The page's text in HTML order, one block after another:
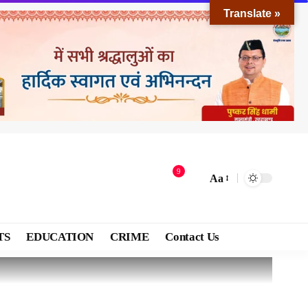
9
Aa
EDUCATION CRIME Contact Us
Translate »